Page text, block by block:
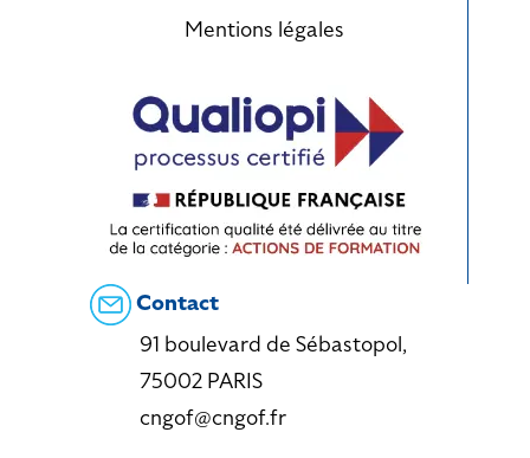
Mentions légales
Contact
91 boulevard de Sébastopol,
75002 PARIS
cngof@cngof.fr